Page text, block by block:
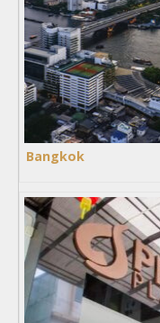
Bangkok